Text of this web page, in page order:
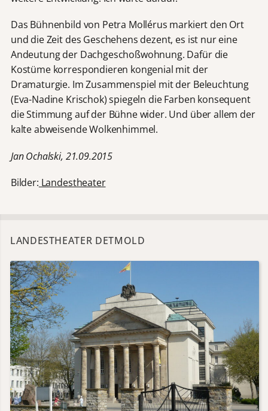
Das Bühnenbild von Petra Mollérus markiert den Ort
und die Zeit des Geschehens dezent, es ist nur eine
Andeutung der Dachgeschoßwohnung. Dafür die
Kostüme korrespondieren kongenial mit der
Dramaturgie. Im Zusammenspiel mit der Beleuchtung
(Eva-Nadine Krischok) spiegeln die Farben konsequent
die Stimmung auf der Bühne wider. Und über allem der
kalte abweisende Wolkenhimmel.
Jan Ochalski, 21.09.2015
Bilder: Landestheater
LANDESTHEATER DETMOLD